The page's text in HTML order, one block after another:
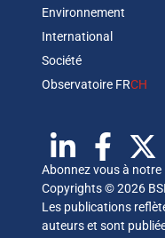
Environnement
International
Société
Observatoire FRCH
Abonnez vous à
Copyrights © 2026
Les publications
auteurs et sont